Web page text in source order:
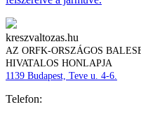
kreszvaltozas.hu
AZ ORFK-ORSZÁGOS
HIVATALOS HONLAPJA
1139 Budapest, Teve u. 4-6.
Telefon: